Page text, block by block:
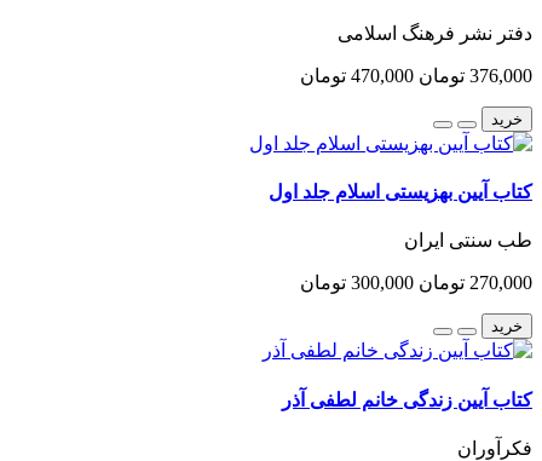
دفتر نشر فرهنگ اسلامی
376,000 تومان 470,000 تومان
خرید
کتاب آیین بهزیستی اسلام جلد اول
طب سنتی ایران
270,000 تومان 300,000 تومان
خرید
کتاب آیین زندگی خانم لطفی آذر
فکرآوران